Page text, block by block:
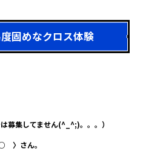
固めなクロス体験
募集してません(^_^;)。。。）
〉さん。